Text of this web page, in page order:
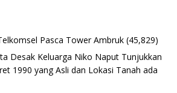
Pasca Tower Ambruk (45,829)
Desak Keluarga Niko Naput Tunjukkan
1990 yang Asli dan Lokasi Tanah ada